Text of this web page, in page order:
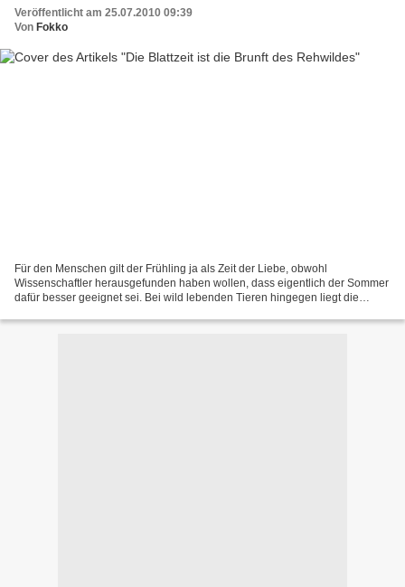
Veröffentlicht am 25.07.2010 09:39
Von Fokko
Für den Menschen gilt der Frühling ja als Zeit der Liebe, obwohl
Wissenschaftler herausgefunden haben wollen, dass eigentlich der Sommer
dafür besser geeignet sei. Bei wild lebenden Tieren hingegen liegt die